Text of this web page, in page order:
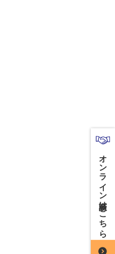
オンライン商談はこちら